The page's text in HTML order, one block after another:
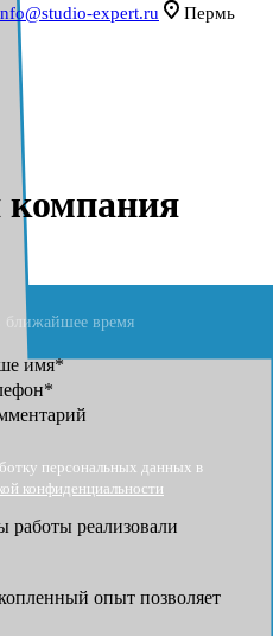
expert.ru Пермь
ближайшее время
имя*
персональных данных в
конфиденциальности
работы реализовали
опыт позволяет